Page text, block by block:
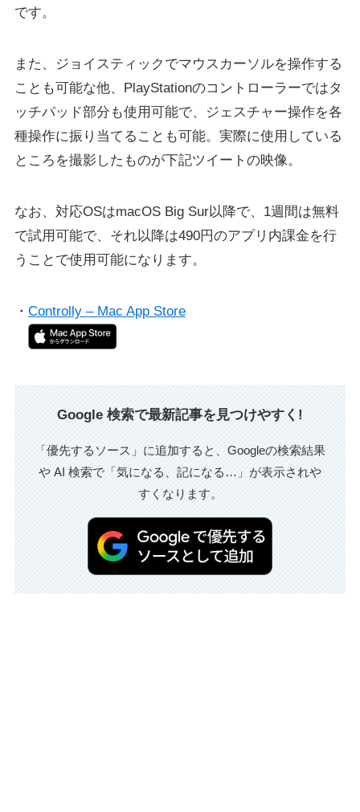
です。
また、ジョイスティックでマウスカーソルを操作する
ことも可能な他、PlayStationのコントローラーではタ
ッチパッド部分も使用可能で、ジェスチャー操作を各
種操作に振り当てることも可能。実際に使用している
ところを撮影したものが下記ツイートの映像。
なお、対応OSはmacOS Big Sur以降で、1週間は無料
で試用可能で、それ以降は490円のアプリ内課金を行
うことで使用可能になります。
・ Controlly – Mac App Store
Google 検索で最新記事を見つけやすく!
「優先するソース」に追加すると、Googleの検索結果
や AI 検索で「気になる、記になる…」が表示されや
すくなります。